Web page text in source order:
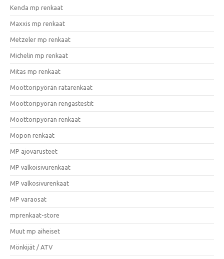
Kenda mp renkaat
Maxxis mp renkaat
Metzeler mp renkaat
Michelin mp renkaat
Mitas mp renkaat
Moottoripyörän ratarenkaat
Moottoripyörän rengastestit
Moottoripyörän renkaat
Mopon renkaat
MP ajovarusteet
MP valkoisivurenkaat
MP valkosivurenkaat
MP varaosat
mprenkaat-store
Muut mp aiheiset
Mönkijät / ATV